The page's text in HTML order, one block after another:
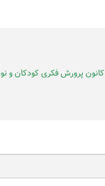
کانون پرورش فکری کودکان و